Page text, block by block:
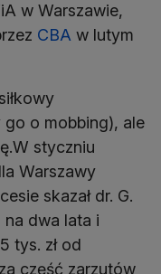
w Warszawie,
CBA w lutym
go o mobbing), ale
styczniu
Warszawy
skazał dr. G.
na dwa lata i
tys. zł od
część zarzutów